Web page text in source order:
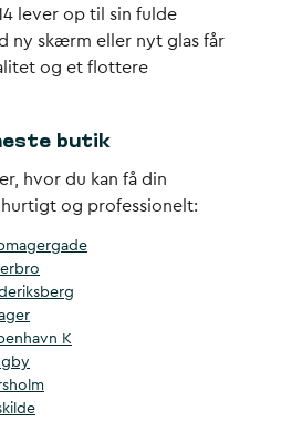
lever op til sin fulde
ny skærm eller nyt glas får
og et flottere
butik
hvor du kan få din
og professionelt:
K